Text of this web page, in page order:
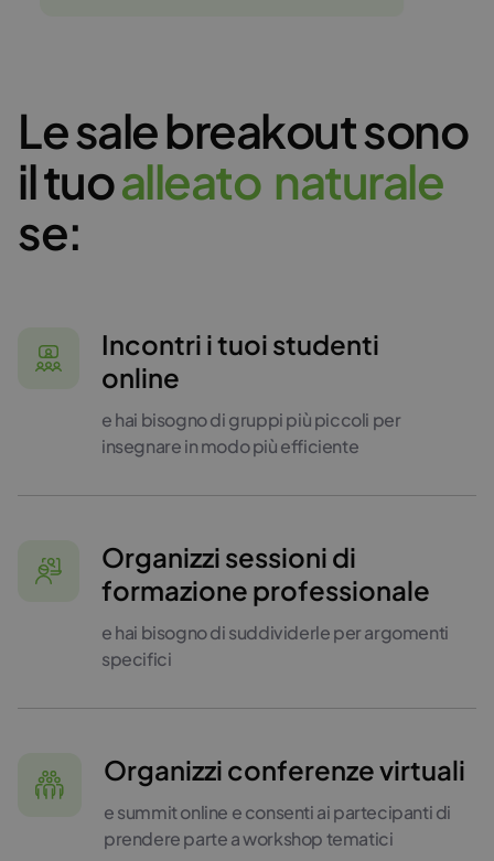
Le sale breakout sono
il tuoalleato naturale
se:
Incontri i tuoi studenti
online
e hai bisogno di gruppi più piccoli per
insegnare in modo più efficiente
Organizzi sessioni di
formazione professionale
e hai bisogno di suddividerle per argomenti
specifici
Organizzi conferenze virtuali
e summit online e consenti ai partecipanti di
prendere parte a workshop tematici